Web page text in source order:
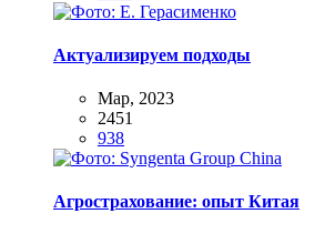
Актуализируем подходы
Мар, 2023
2451
938
Агрострахование: опыт Китая